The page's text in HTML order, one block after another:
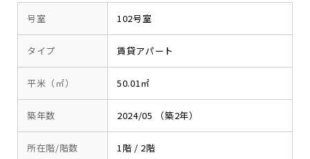
号室 102号室
タイプ 賃貸アパート
平米（㎡） 50.01㎡
築年数 2024/05 （築2年）
所在階/階数 1階 / 2階